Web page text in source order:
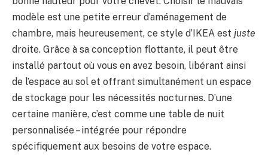
modèle est une petite erreur d’aménagement de
chambre, mais heureusement, ce style d’IKEA est juste
droite. Grâce à sa conception flottante, il peut être
installé partout où vous en avez besoin, libérant ainsi
de l’espace au sol et offrant simultanément un espace
de stockage pour les nécessités nocturnes. D’une
certaine manière, c’est comme une table de nuit
personnalisée – intégrée pour répondre
spécifiquement aux besoins de votre espace.